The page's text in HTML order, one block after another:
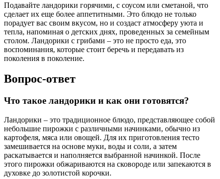
Подавайте ландорики горячими, с соусом или сметаной, что
сделает их еще более аппетитными. Это блюдо не только
порадует вас своим вкусом, но и создаст атмосферу уюта и
тепла, напоминая о детских днях, проведенных за семейным
столом. Ландорики с грибами – это не просто еда, это
воспоминания, которые стоит беречь и передавать из
поколения в поколение.
Вопрос-ответ
Что такое ландорики и как они готовятся?
Ландорики – это традиционное блюдо, представляющее собой
небольшие пирожки с различными начинками, обычно из
картофеля, мяса или овощей. Для их приготовления тесто
замешивается на основе муки, воды и соли, а затем
раскатывается и наполняется выбранной начинкой. После
этого пирожки обжариваются на сковороде или запекаются в
духовке до золотистой корочки.